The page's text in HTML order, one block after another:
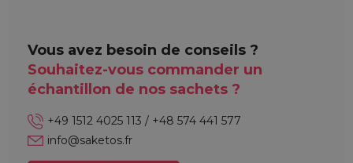
Vous avez besoin de conseils ?
Souhaitez-vous commander un
échantillon de nos sachets ?
+49 1512 4025 113 / +48 574 441 577
info@saketos.fr